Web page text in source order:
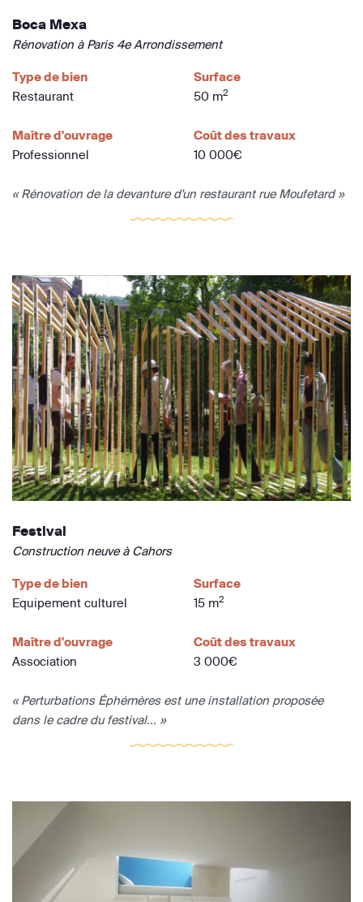
Boca Mexa
Rénovation à Paris 4e Arrondissement
Type de bien
Restaurant
Surface
50 m2
Maître d'ouvrage
Professionnel
Coût des travaux
10 000€
« Rénovation de la devanture d'un restaurant rue Moufetard »
Festival
Construction neuve à Cahors
Type de bien
Equipement culturel
Surface
15 m2
Maître d'ouvrage
Association
Coût des travaux
3 000€
« Perturbations Éphémères est une installation proposée
dans le cadre du festival... »